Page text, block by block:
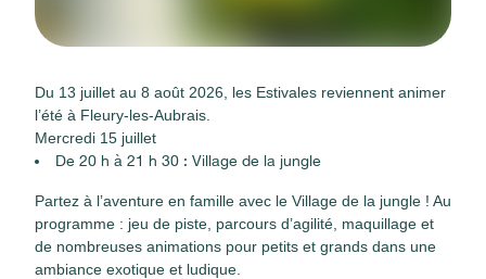
Du 13 juillet au 8 août 2026, les Estivales reviennent animer
l’été à Fleury-les-Aubrais.
Mercredi 15 juillet
De 20 h à 21 h 30 : Village de la jungle
Partez à l’aventure en famille avec le Village de la jungle ! Au
programme : jeu de piste, parcours d’agilité, maquillage et
de nombreuses animations pour petits et grands dans une
ambiance exotique et ludique.